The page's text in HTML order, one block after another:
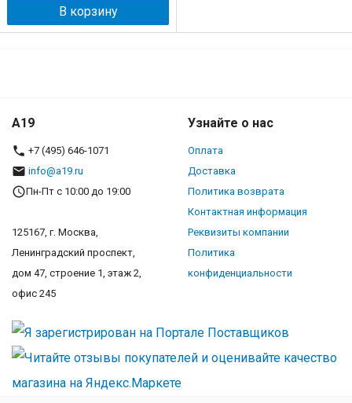
В корзину
A19
+7 (495) 646-1071
info@a19.ru
Пн-Пт с 10:00 до 19:00
125167, г. Москва,
Ленинградский проспект,
дом 47, строение 1, этаж 2,
офис 245
Узнайте о нас
Оплата
Доставка
Политика возврата
Контактная информация
Реквизиты компании
Политика
конфиденциальности